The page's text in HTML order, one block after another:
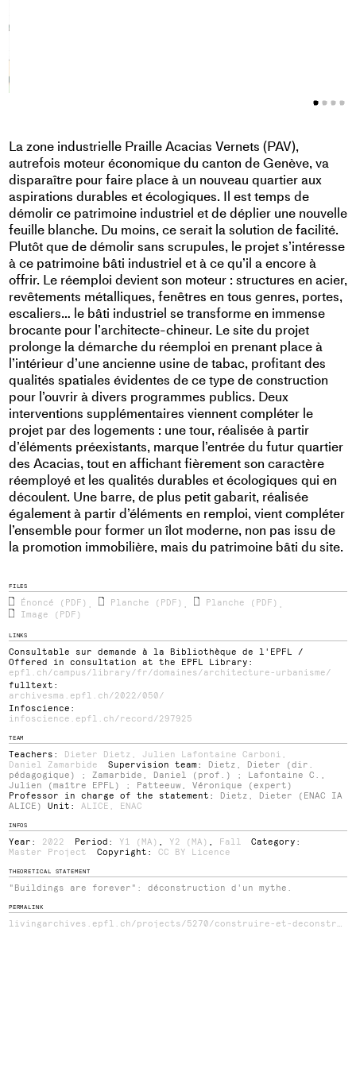
La zone industrielle Praille Acacias Vernets (PAV),
autrefois moteur économique du canton de Genève, va
disparaître pour faire place à un nouveau quartier aux
aspirations durables et écologiques. Il est temps de
démolir ce patrimoine industriel et de déplier une nouvelle
feuille blanche. Du moins, ce serait la solution de facilité.
Plutôt que de démolir sans scrupules, le projet s’intéresse
à ce patrimoine bâti industriel et à ce qu’il a encore à
offrir. Le réemploi devient son moteur : structures en acier,
revêtements métalliques, fenêtres en tous genres, portes,
escaliers… le bâti industriel se transforme en immense
brocante pour l’architecte-chineur. Le site du projet
prolonge la démarche du réemploi en prenant place à
l’intérieur d’une ancienne usine de tabac, profitant des
qualités spatiales évidentes de ce type de construction
pour l’ouvrir à divers programmes publics. Deux
interventions supplémentaires viennent compléter le
projet par des logements : une tour, réalisée à partir
d’éléments préexistants, marque l’entrée du futur quartier
des Acacias, tout en affichant fièrement son caractère
réemployé et les qualités durables et écologiques qui en
découlent. Une barre, de plus petit gabarit, réalisée
également à partir d’éléments en remploi, vient compléter
l’ensemble pour former un îlot moderne, non pas issu de
la promotion immobilière, mais du patrimoine bâti du site.
FILES
Énoncé (PDF) Planche (PDF) , Planche (PDF)
Image (PDF)
LINKS
Consultable sur demande à la Bibliothèque de l'EPFL /
Offered in consultation at the EPFL Library:
epfl.ch/campus/library/fr/domaines/architecture-urbanisme/
fulltext:
archivesma.epfl.ch/2022/050/
Infoscience:
infoscience.epfl.ch/record/297925
TEAM
Teachers: Dieter Dietz Julien Lafontaine Carboni
Daniel Zamarbide
Supervision team:
Dietz, Dieter (dir.
pédagogique) ; Zamarbide, Daniel (prof.) ; Lafontaine C.,
Julien (maître EPFL) ; Patteeuw, Véronique (expert)
Professor in charge of the statement: Dietz, Dieter (ENAC IA
ALICE)
Unit: ALICE ENAC
INFOS
Year: 2022 Period: Y1 (MA) Y2 (MA) Fall
Category:
Master Project
Copyright: CC BY Licence
THEORETICAL STATEMENT
"Buildings are forever": déconstruction d'un mythe.
PERMALINK